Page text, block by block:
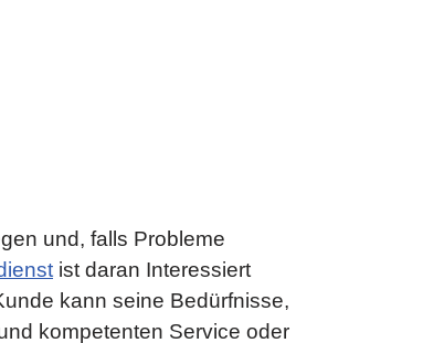
und, falls Probleme
ist daran Interessiert
kann seine Bedürfnisse,
kompetenten Service oder